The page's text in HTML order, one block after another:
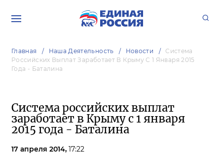
Главная Наша Деятельность Новости
Система
Российских Выплат Заработает В Крыму С 1 Января 2015
Года - Баталина
Система российских выплат
заработает в Крыму с 1 января
2015 года - Баталина
17 апреля 2014, 17:22